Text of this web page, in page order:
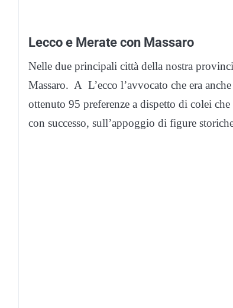
Lecco e Merate con Massaro
Nelle due principali città della nostra
Massaro. A L’ecco l’avvocato che era
ottenuto 95 preferenze a dispetto di colei
con successo, sull’appoggio di figure